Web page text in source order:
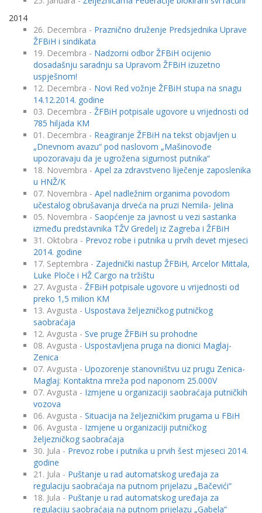
2014
26. Decembra - Praznično druženje Predsjednika Uprave
ŽFBiH i sindikata
19. Decembra - Nadzorni odbor ŽFBiH ocijenio
dosadašnju saradnju sa Upravom ŽFBiH izuzetno
uspješnom!
12. Decembra - Novi Red vožnje ŽFBiH stupa na snagu
14.12.2014. godine
03. Decembra - ŽFBiH potpisale ugovore u vrijednosti od
785 hiljada KM
01. Decembra - Reagiranje ŽFBiH na tekst objavljen u
„Dnevnom avazu“ pod naslovom „Mašinovođe
upozoravaju da je ugrožena sigurnost putnika“
18. Novembra - Apel za zdravstveno liječenje zaposlenika
u HNŽ/K
07. Novembra - Apel nadležnim organima povodom
učestalog obrušavanja drveća na pruzi Nemila- Jelina
05. Novembra - Saopćenje za javnost u vezi sastanka
između predstavnika TŽV Gredelj iz Zagreba i ŽFBiH
31. Oktobra - Prevoz robe i putnika u prvih devet mjeseci
2014. godine
17. Septembra - Zajednički nastup ŽFBiH, Arcelor Mittala,
Luke Ploče i HŽ Cargo na tržištu
27. Avgusta - ŽFBiH potpisale ugovore u vrijednosti od
preko 1,5 milion KM
13. Avgusta - Uspostava željezničkog putničkog
saobraćaja
12. Avgusta - Sve pruge ŽFBiH su prohodne
08. Avgusta - Uspostavljena pruga na dionici Maglaj-
Zenica
07. Avgusta - Upozorenje stanovništvu uz prugu Zenica-
Maglaj: Kontaktna mreža pod naponom 25.000V
07. Avgusta - Izmjene u organizaciji saobraćaja putničkih
vozova
06. Avgusta - Situacija na željezničkim prugama u FBiH
06. Avgusta - Izmjene u organizaciji putničkog
željezničkog saobraćaja
30. Jula - Prevoz robe i putnika u prvih šest mjeseci 2014.
godine
21. Jula - Puštanje u rad automatskog uređaja za
regulaciju saobraćaja na putnom prijelazu „Bačevići“
18. Jula - Puštanje u rad automatskog uređaja za
regulaciju saobraćaja na putnom prijelazu „Gabela“